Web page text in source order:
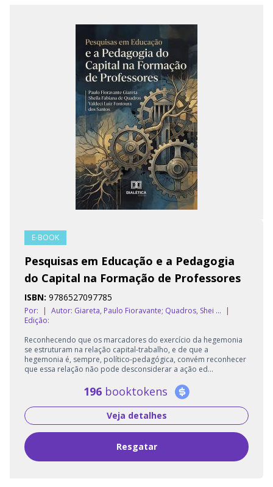
E-BOOK
Pesquisas em Educação e a Pedagogia
do Capital na Formação de Professores
ISBN: 9786527097785
Por: | Autor: Giareta, Paulo Fioravante; Quadros, Shei ...
|
Edição:
Reconhecendo que os marcadores do exercício da hegemonia
se estruturam na relação capital-trabalho, e de que a
hegemonia é, sempre, político-pedagógica, convém reconhecer
que essa relação não pode desconsiderar a ação ed...
196 booktokens
Veja detalhes
Resgatar